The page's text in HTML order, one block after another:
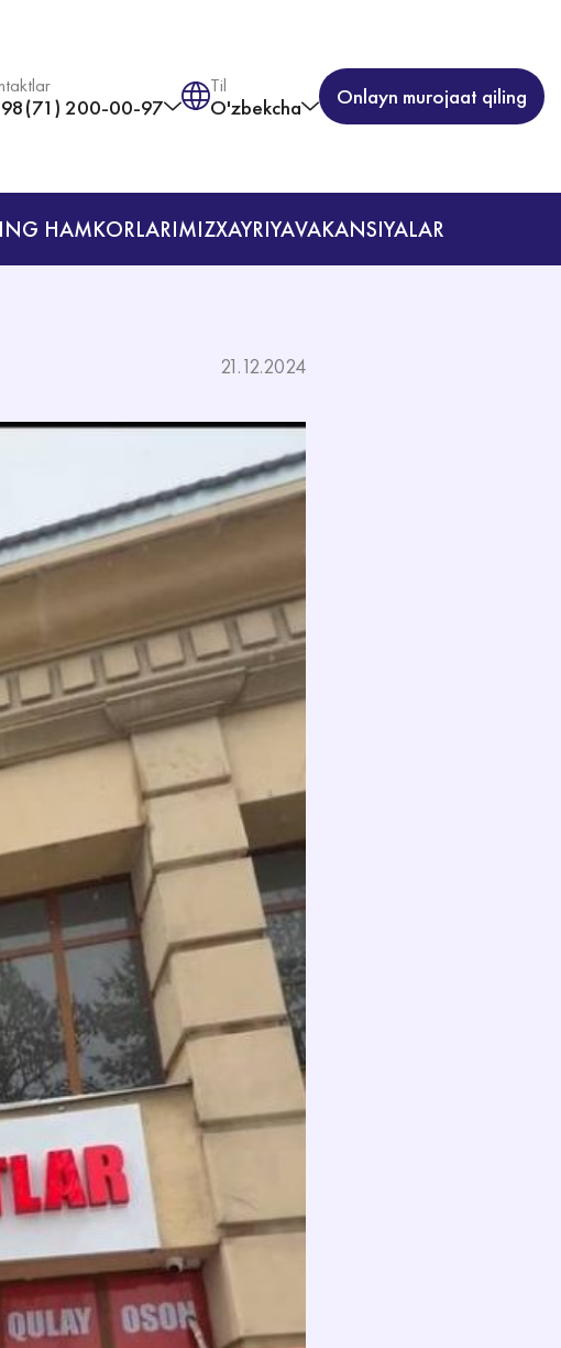
200-00-97
Til
O'zbekcha Onlayn murojaat qiling
HAMKORLARIMIZXAYRIYAVAKANSIYALAR
21.12.2024